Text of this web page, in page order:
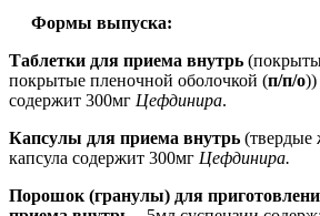
Формы выпуска:
Таблетки для приема внутрь
покрытые пленочной оболочкой (п/п/о))
содержит 300мг Цефдинира.
Капсулы для приема внутрь (твердые
капсула содержит 300мг Цефдинира.
Порошок (гранулы) для